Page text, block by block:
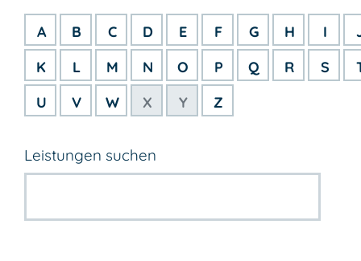
A B C D E F G H I
K
L M N O P Q R S
U
V W X Y Z
Leistungen suchen